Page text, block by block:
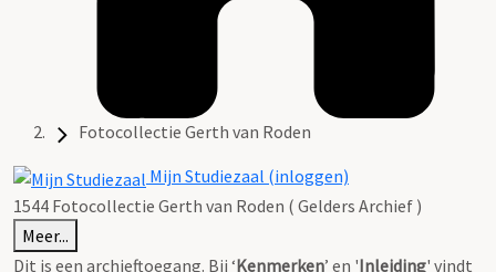
Fotocollectie Gerth van Roden
Mijn Studiezaal (inloggen)
1544 Fotocollectie Gerth van Roden ( Gelders Archief )
Meer...
Dit is een archieftoegang. Bij ‘Kenmerken’ en 'Inleiding' vindt